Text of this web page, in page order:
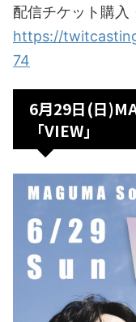
配信チケット購入
https://
74
6月29日(日
「VIEW」